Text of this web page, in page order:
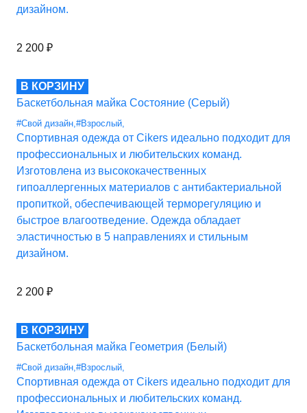
дизайном.
2 200 ₽
В КОРЗИНУ
Баскетбольная майка Состояние (Серый)
#Свой дизайн #Взрослый
Спортивная одежда от Cikers идеально подходит для
профессиональных и любительских команд.
Изготовлена из высококачественных
гипоаллергенных материалов с антибактериальной
пропиткой, обеспечивающей терморегуляцию и
быстрое влагоотведение. Одежда обладает
эластичностью в 5 направлениях и стильным
дизайном.
2 200 ₽
В КОРЗИНУ
Баскетбольная майка Геометрия (Белый)
#Свой дизайн #Взрослый
Спортивная одежда от Cikers идеально подходит для
профессиональных и любительских команд.